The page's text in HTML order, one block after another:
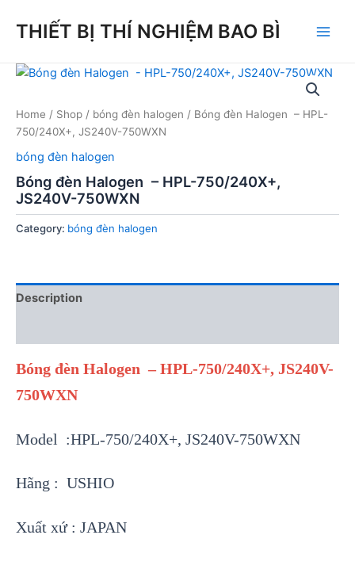
THIẾT BỊ THÍ NGHIỆM BAO BÌ
Home / Shop / bóng đèn halogen / Bóng đèn Halogen – HPL-
750/240X+, JS240V-750WXN
bóng đèn halogen
Bóng đèn Halogen – HPL-750/240X+,
JS240V-750WXN
Category: bóng đèn halogen
Description
Bóng đèn Halogen – HPL-750/240X+, JS240V-
750WXN
Model :HPL-750/240X+, JS240V-750WXN
Hãng : USHIO
Xuất xứ : JAPAN